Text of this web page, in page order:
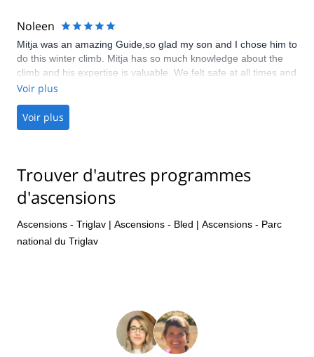
Noleen
Mitja was an amazing Guide,so glad my son and I chose him to
do this winter climb. Mitja has so much knowledge about the
climb and his expertise is valuable. We felt safe at all times and
Mitja continuously provided encouragement and advice. Would
Voir plus
Voir plus
Trouver d'autres programmes
d'ascensions
Ascensions - Triglav | Ascensions - Bled | Ascensions - Parc
national du Triglav